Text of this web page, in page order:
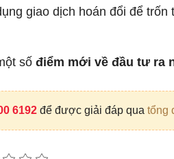
giao dịch hoán đổi để
số điểm mới về đầu tư ra
6192để được giải đáp qua tổng